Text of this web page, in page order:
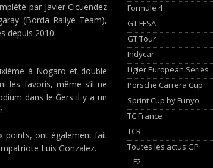
par Javier Cicuendez
(Borda Rallye Team),
depuis 2010.
à Nogaro et double
les favoris, même s’il ne
dans le Gers il y a un
points, ont également fait
Luis Gonzalez.
Formule 4
GT FFSA
GT Tour
Indycar
Ligier European Series
Porsche Carrera Cup
Sprint Cup by Funyo
TC France
TCR
Toutes les actus GP
F2